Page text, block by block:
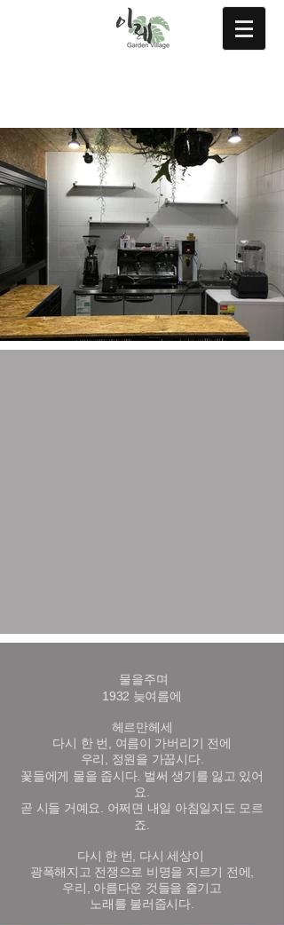
물을주며
1932 늦여름에
헤르만헤세
다시 한 번, 여름이 가버리기 전에
우리, 정원을 가꿉시다.
꽃들에게 물을 줍시다. 벌써 생기를 잃고 있어
요.
곧 시들 거예요. 어쩌면 내일 아침일지도 모르
죠.
다시 한 번, 다시 세상이
광폭해지고 전쟁으로 비명을 지르기 전에,
우리, 아름다운 것들을 즐기고
노래를 불러줍시다.